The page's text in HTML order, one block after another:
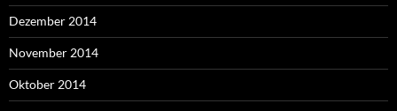
Dezember 2014
November 2014
Oktober 2014